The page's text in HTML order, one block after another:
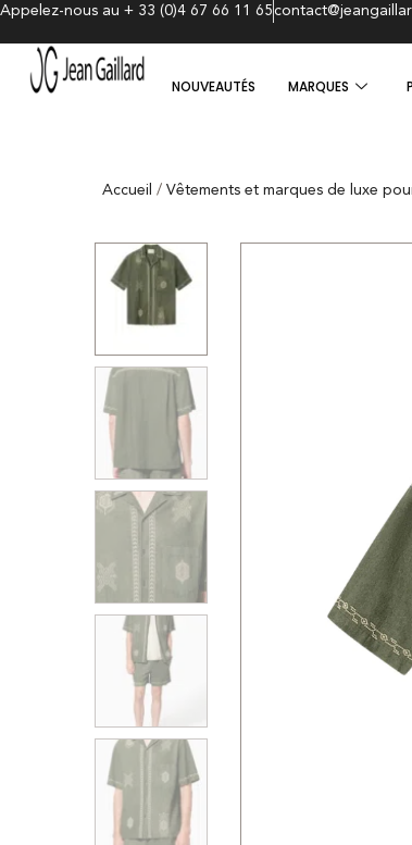
Appelez-nous au + 33 (0)4 67 66 11 65
NOUVEAUTÉS MARQUES
Accueil /Vêtements et marques de luxe